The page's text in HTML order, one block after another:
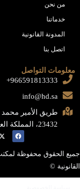
من نحن
خدماتنا
المدونة القانونية
اتصل بنا
معلومات التواصل
966591813333+
info@hd.sa
طريق الأمير
23432، المملكة العربية السعودية.
جميع الحقوق محفوظة
القانونية ©